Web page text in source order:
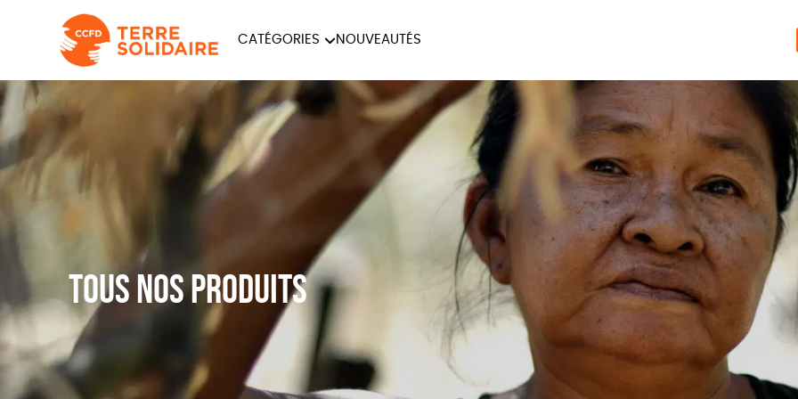
CATÉGORIES
ÉQUITABLE ÉPICERIE MAISON
PAPETERIE LIVRES JEUX
NOUVEAUTÉS
Tous nos produits